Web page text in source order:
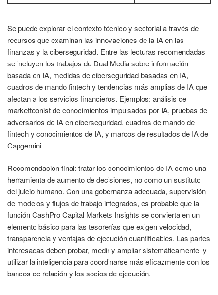
Se puede explorar el contexto técnico y sectorial a través de
recursos que examinan las innovaciones de la IA en las
finanzas y la ciberseguridad. Entre las lecturas recomendadas
se incluyen los trabajos de Dual Media sobre información
basada en IA, medidas de ciberseguridad basadas en IA,
cuadros de mando fintech y tendencias más amplias de IA que
afectan a los servicios financieros. Ejemplos: análisis de
markettoonist de conocimientos impulsados por IA, pruebas de
adversarios de IA en ciberseguridad, cuadros de mando de
fintech y conocimientos de IA, y marcos de resultados de IA de
Capgemini.
Recomendación final: tratar los conocimientos de IA como una
herramienta de aumento de decisiones, no como un sustituto
del juicio humano. Con una gobernanza adecuada, supervisión
de modelos y flujos de trabajo integrados, es probable que la
función CashPro Capital Markets Insights se convierta en un
elemento básico para las tesorerías que exigen velocidad,
transparencia y ventajas de ejecución cuantificables. Las partes
interesadas deben probar, medir y ampliar sistemáticamente, y
utilizar la inteligencia para coordinarse más eficazmente con los
bancos de relación y los socios de ejecución.